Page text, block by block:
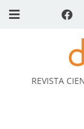
REVISTA